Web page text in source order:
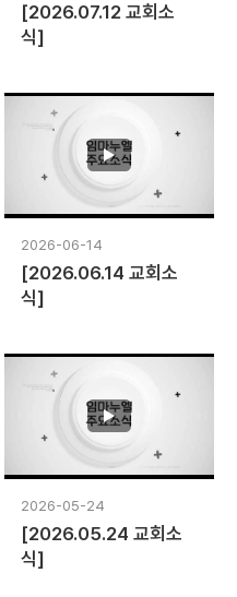
[2026.07.12 교회소
식]
2026-06-14
[2026.06.14 교회소
식]
2026-05-24
[2026.05.24 교회소
식]